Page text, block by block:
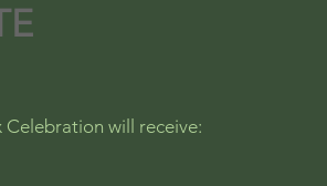
will receive: